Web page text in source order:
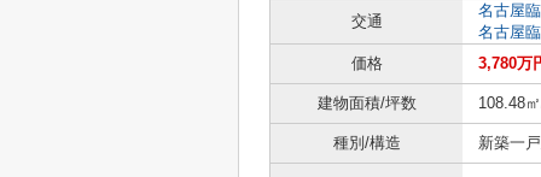
交通
名古屋
名古屋
価格
3,780万
建物面積/坪数 108.48
種別/構造 新築一